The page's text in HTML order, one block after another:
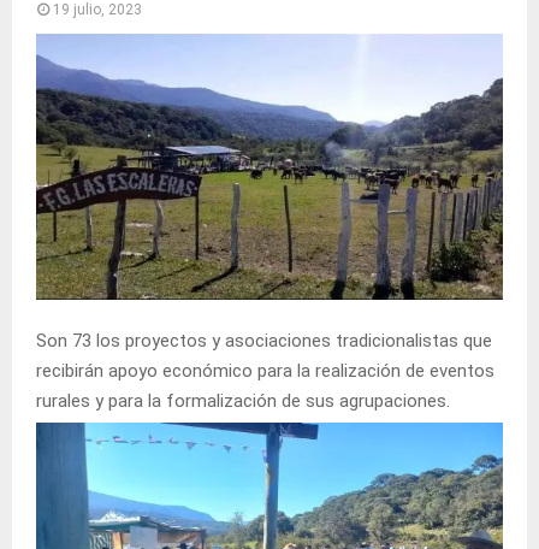
19 julio, 2023
Son 73 los proyectos y asociaciones tradicionalistas que
recibirán apoyo económico para la realización de eventos
rurales y para la formalización de sus agrupaciones.